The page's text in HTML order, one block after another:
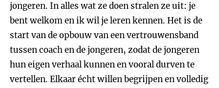
jongeren. In alles wat ze doen stralen ze uit: je
bent welkom en ik wil je leren kennen. Het is de
start van de opbouw van een vertrouwensband
tussen coach en de jongeren, zodat de jongeren
hun eigen verhaal kunnen en vooral durven te
vertellen. Elkaar écht willen begrijpen en volledig